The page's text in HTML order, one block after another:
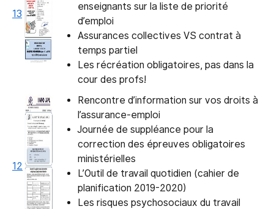
13
enseignants sur la liste de priorité
d’emploi
Assurances collectives VS contrat à
temps partiel
Les récréation obligatoires, pas dans la
cour des profs!
12
Rencontre d’information sur vos droits à
l’assurance-emploi
Journée de suppléance pour la
correction des épreuves obligatoires
ministérielles
L’Outil de travail quotidien (cahier de
planification 2019-2020)
Les risques psychosociaux du travail